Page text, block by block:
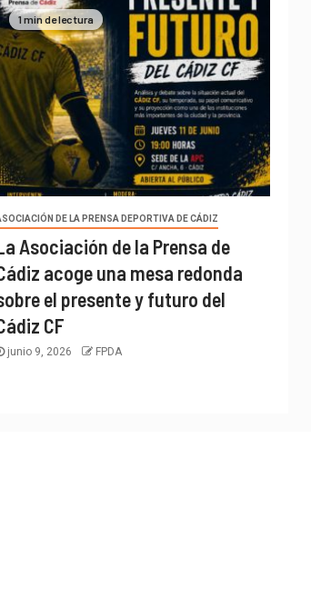
1 min de lectura
DE LA PRENSA DEPORTIVA DE CÁDIZ
Asociación de la Prensa de
acoge una mesa redonda
el presente y futuro del
CF
junio 9, 2026 FPDA